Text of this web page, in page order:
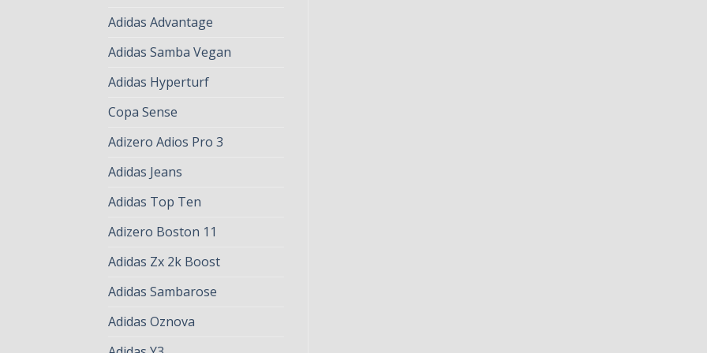
Adidas Advantage
Adidas Samba Vegan
Adidas Hyperturf
Copa Sense
Adizero Adios Pro 3
Adidas Jeans
Adidas Top Ten
Adizero Boston 11
Adidas Zx 2k Boost
Adidas Sambarose
Adidas Oznova